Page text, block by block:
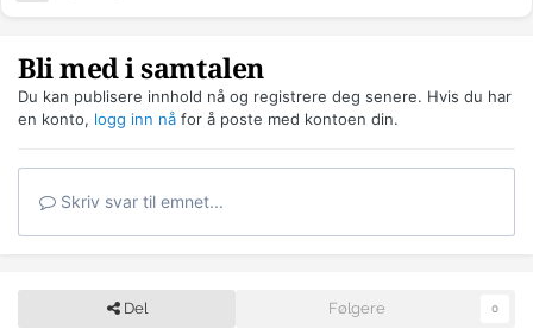
Bli med i samtalen
Du kan publisere innhold nå og registrere deg senere. Hvis du har
en konto, logg inn nå for å poste med kontoen din.
Skriv svar til emnet...
Del Følgere 0